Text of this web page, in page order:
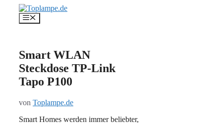
Inhalt
springen
Menü
Smart WLAN
Steckdose TP-Link
Tapo P100
von Toplampe.de
Smart Homes werden immer beliebter,